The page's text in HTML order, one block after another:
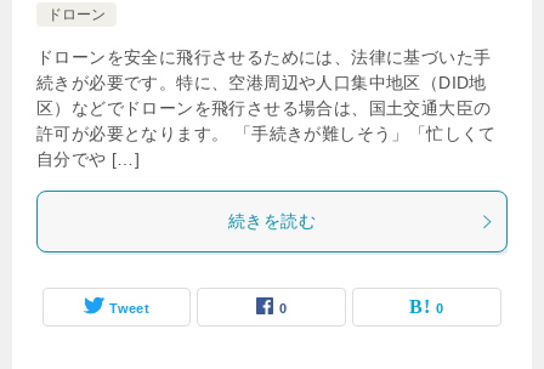
ドローン
ドローンを安全に飛行させるためには、法律に基づいた手
続きが必要です。特に、空港周辺や人口集中地区（DID地
区）などでドローンを飛行させる場合は、国土交通大臣の
許可が必要となります。 「手続きが難しそう」「忙しくて
自分でや […]
続きを読む
Tweet 0 0